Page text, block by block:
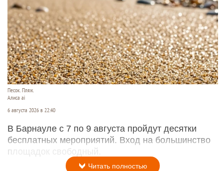
Песок. Пляж.
Алиса ai
6 августа 2026 в 22:40
В Барнауле с 7 по 9 августа пройдут десятки
бесплатных мероприятий. Вход на большинство
площадок свободный.
Читать полностью